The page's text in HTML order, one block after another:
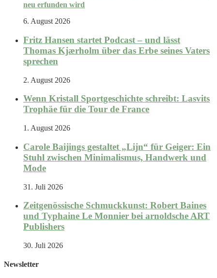
neu erfunden wird
6. August 2026
Fritz Hansen startet Podcast – und lässt
Thomas Kjærholm über das Erbe seines Vaters
sprechen
2. August 2026
Wenn Kristall Sportgeschichte schreibt: Lasvits
Trophäe für die Tour de France
1. August 2026
Carole Baijings gestaltet „Lijn“ für Geiger: Ein
Stuhl zwischen Minimalismus, Handwerk und
Mode
31. Juli 2026
Zeitgenössische Schmuckkunst: Robert Baines
und Typhaine Le Monnier bei arnoldsche ART
Publishers
30. Juli 2026
Newsletter